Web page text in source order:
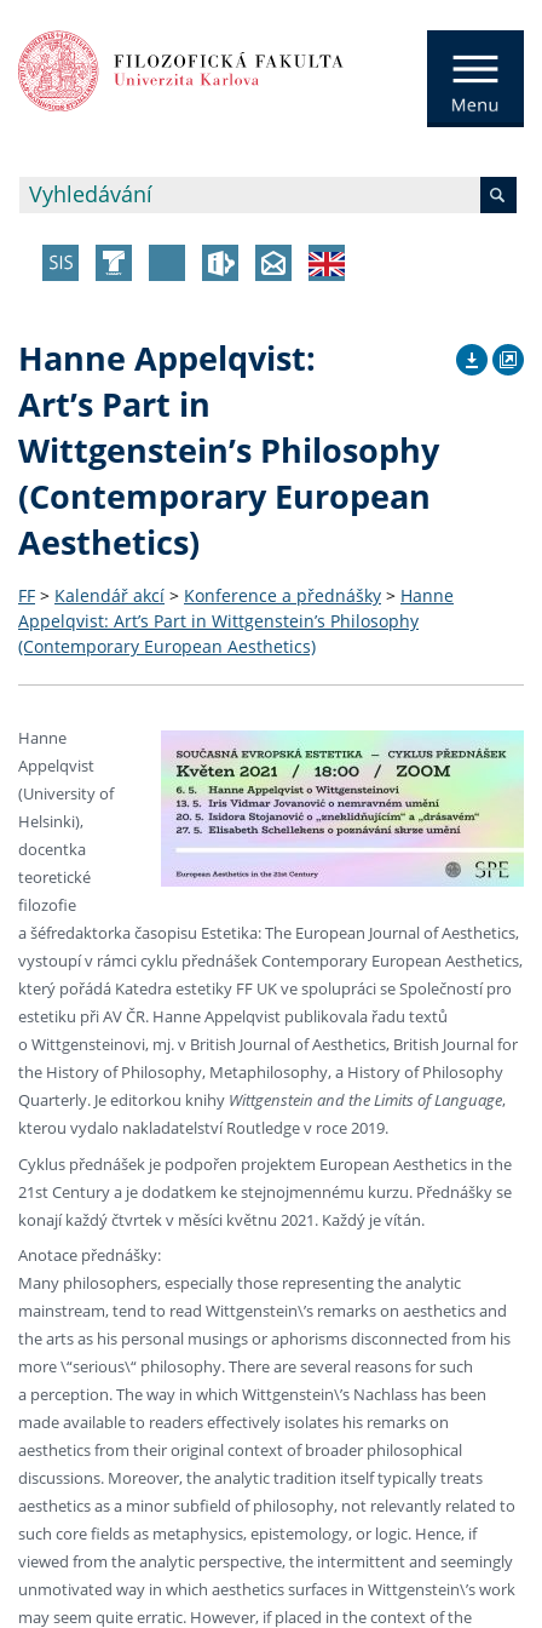
Hanne Appelqvist:
Art’s Part in
Wittgenstein’s Philosophy
(Contemporary European
Aesthetics)
FF > Kalendář akcí > Konference a přednášky > Hanne
Appelqvist: Art’s Part in Wittgenstein’s Philosophy
(Contemporary European Aesthetics)
Hanne
Appelqvist
(University of
Helsinki),
docentka
teoretické
filozofie
a šéfredaktorka časopisu Estetika: The European Journal of Aesthetics,
vystoupí v rámci cyklu přednášek Contemporary European Aesthetics,
který pořádá Katedra estetiky FF UK ve spolupráci se Společností pro
estetiku při AV ČR. Hanne Appelqvist publikovala řadu textů
o Wittgensteinovi, mj. v British Journal of Aesthetics, British Journal for
the History of Philosophy, Metaphilosophy, a History of Philosophy
Quarterly. Je editorkou knihy Wittgenstein and the Limits of Language,
kterou vydalo nakladatelství Routledge v roce 2019.
Cyklus přednášek je podpořen projektem European Aesthetics in the
21st Century a je dodatkem ke stejnojmennému kurzu. Přednášky se
konají každý čtvrtek v měsíci květnu 2021. Každý je vítán.
Anotace přednášky:
Many philosophers, especially those representing the analytic
mainstream, tend to read Wittgenstein\’s remarks on aesthetics and
the arts as his personal musings or aphorisms disconnected from his
more \“serious\“ philosophy. There are several reasons for such
a perception. The way in which Wittgenstein\’s Nachlass has been
made available to readers effectively isolates his remarks on
aesthetics from their original context of broader philosophical
discussions. Moreover, the analytic tradition itself typically treats
aesthetics as a minor subfield of philosophy, not relevantly related to
such core fields as metaphysics, epistemology, or logic. Hence, if
viewed from the analytic perspective, the intermittent and seemingly
unmotivated way in which aesthetics surfaces in Wittgenstein\’s work
may seem quite erratic. However, if placed in the context of the